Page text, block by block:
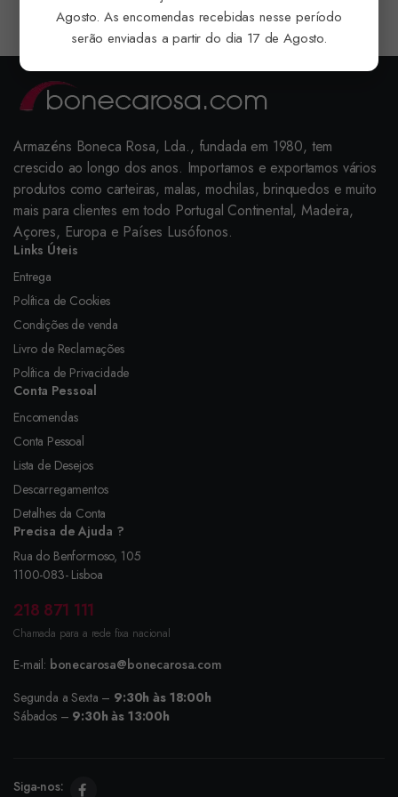
Armazéns Boneca Rosa, Lda., fundada em 1980, tem
crescido ao longo dos anos. Importamos e exportamos vários
produtos como carteiras, malas, mochilas, brinquedos e muito
mais para clientes em todo Portugal Continental, Madeira,
Açores, Europa e Países Lusófonos.
Links Úteis
Entrega
Política de Cookies
Condições de venda
Livro de Reclamações
Política de Privacidade
Conta Pessoal
Encomendas
Conta Pessoal
Lista de Desejos
Descarregamentos
Detalhes da Conta
Precisa de Ajuda ?
Rua do Benformoso, 105
1100-083- Lisboa
218 871 111
Chamada para a rede fixa nacional
E-mail: bonecarosa@bonecarosa.com
Segunda a Sexta – 9:30h às 18:00h
Sábados – 9:30h às 13:00h
Siga-nos:
Agosto. As encomendas recebidas nesse período
serão enviadas a partir do dia 17 de Agosto.